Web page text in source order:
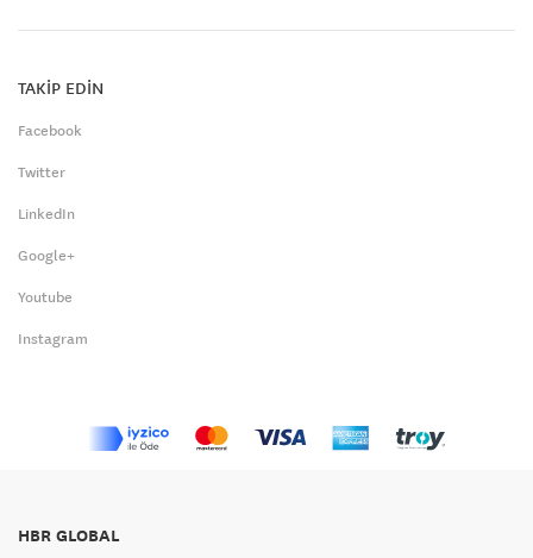
TAKİP EDİN
Facebook
Twitter
LinkedIn
Google+
Youtube
Instagram
HBR GLOBAL